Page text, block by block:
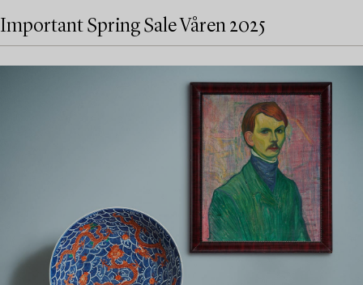
Important Spring Sale Våren 2025